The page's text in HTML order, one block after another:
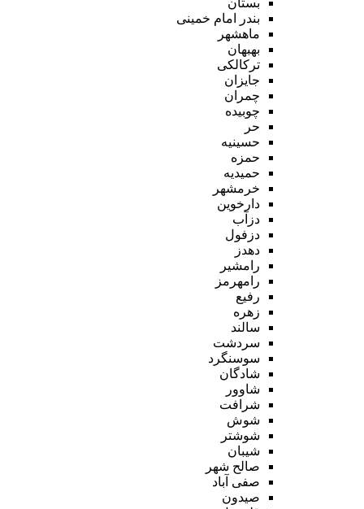
بندر امام خمینی
ماهشهر
بهبهان
ترکالکی
جایزان
چمران
چوبیده
حر
حسینیه
حمزه
حمیدیه
خرمشهر
دارخوین
دزآب
دزفول
دهدز
رامشیر
رامهرمز
رفیع
زهره
سالند
سردشت
سوسنگرد
شادگان
شاوور
شرافت
شوش
شوشتر
شیبان
صالح شهر
صفی آباد
صیدون